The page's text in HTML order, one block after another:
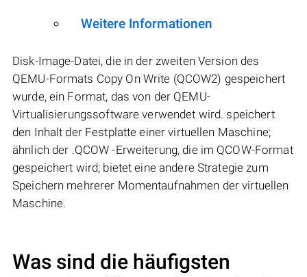
Weitere Informationen
Disk-Image-Datei, die in der zweiten Version des
QEMU-Formats Copy On Write (QCOW2) gespeichert
wurde, ein Format, das von der QEMU-
Virtualisierungssoftware verwendet wird. speichert
den Inhalt der Festplatte einer virtuellen Maschine;
ähnlich der .QCOW -Erweiterung, die im QCOW-Format
gespeichert wird; bietet eine andere Strategie zum
Speichern mehrerer Momentaufnahmen der virtuellen
Maschine.
Was sind die häufigsten